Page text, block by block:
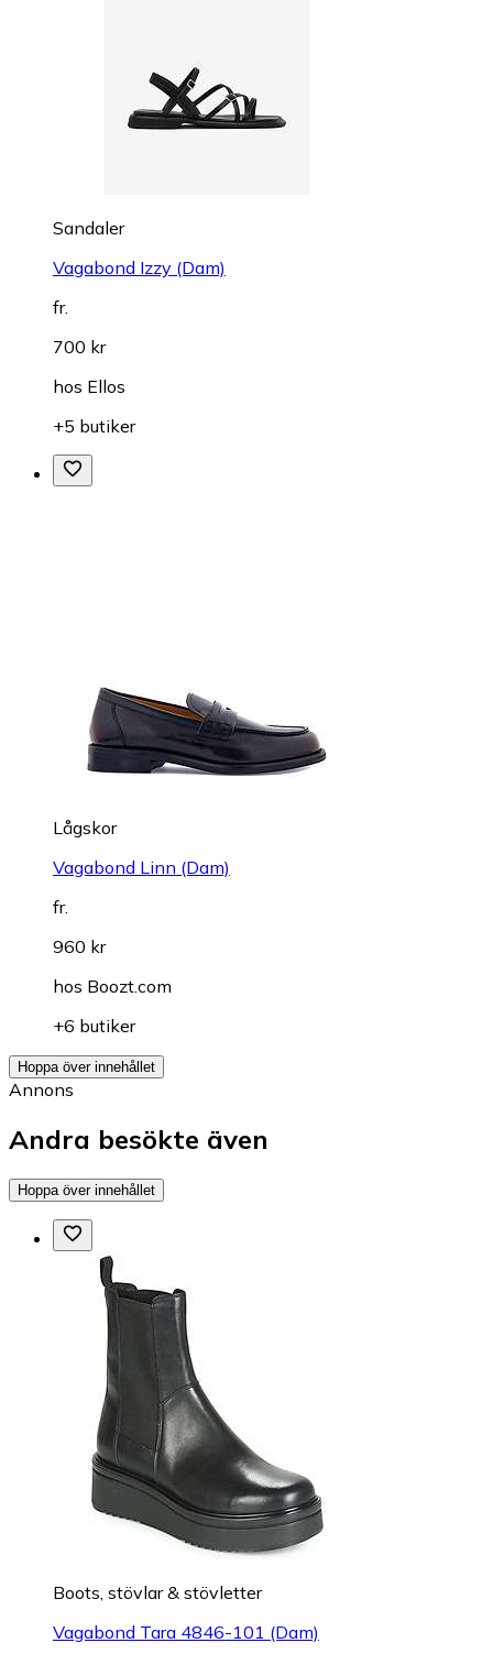
Sandaler
Vagabond Izzy (Dam)
fr.
700 kr
hos Ellos
+5 butiker
Lågskor
Vagabond Linn (Dam)
fr.
960 kr
hos Boozt.com
+6 butiker
Hoppa över innehållet
Annons
Andra besökte även
Hoppa över innehållet
Boots, stövlar & stövletter
Vagabond Tara 4846-101 (Dam)